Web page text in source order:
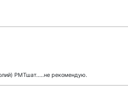
РМТшат.....не рекомендую.